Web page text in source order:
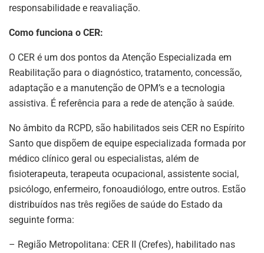
responsabilidade e reavaliação.
Como funciona o CER:
O CER é um dos pontos da Atenção Especializada em
Reabilitação para o diagnóstico, tratamento, concessão,
adaptação e a manutenção de OPM’s e a tecnologia
assistiva. É referência para a rede de atenção à saúde.
No âmbito da RCPD, são habilitados seis CER no Espírito
Santo que dispõem de equipe especializada formada por
médico clínico geral ou especialistas, além de
fisioterapeuta, terapeuta ocupacional, assistente social,
psicólogo, enfermeiro, fonoaudiólogo, entre outros. Estão
distribuídos nas três regiões de saúde do Estado da
seguinte forma:
– Região Metropolitana: CER II (Crefes), habilitado nas